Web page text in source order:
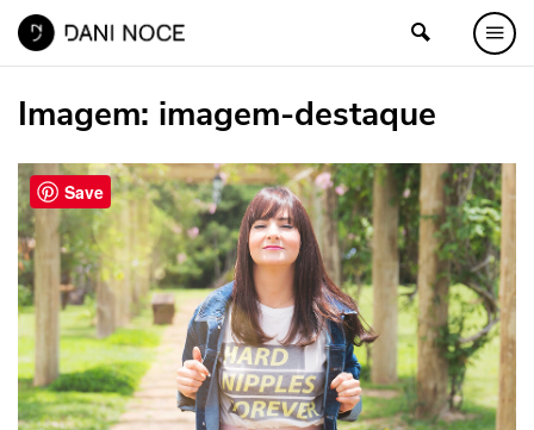
Imagem: imagem-destaque
Save